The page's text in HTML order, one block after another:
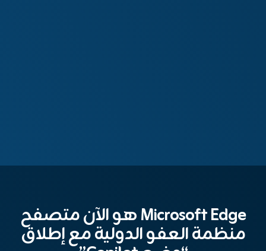
Microsoft Edge هو الآن متصفح
منظمة العفو الدولية مع إطلاق